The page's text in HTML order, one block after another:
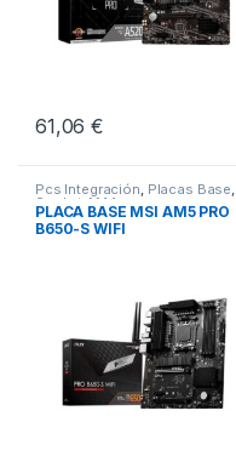
61,06€
Pcs Integración, Placas Base,
Socket AM4
PLACA BASE MSI AM5 PRO
B650-S WIFI